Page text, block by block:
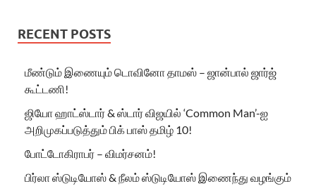
RECENT POSTS
மீண்டும் இணையும் டொவினோ தாமஸ் – ஜான்பால் ஜார்ஜ்
கூட்டணி!
ஜியோ ஹாட்ஸ்டார் & ஸ்டார் விஜயில் ‘Common Man’-ஐ
அறிமுகப்படுத்தும் பிக் பாஸ் தமிழ் 10!
போட்டோகிராபர் – விமர்சனம்!
பிர்லா ஸ்டுடியோஸ் & நீலம் ஸ்டுடியோஸ் இணைந்து வழங்கும்